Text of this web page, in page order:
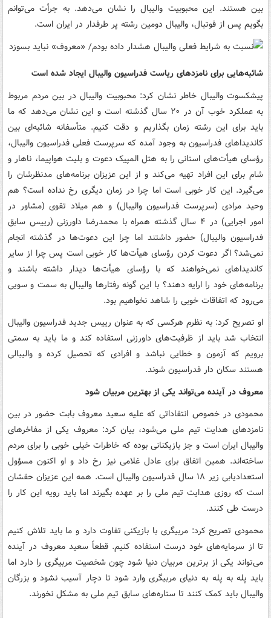
بین هستند. این محبوبیت والیبال را نشان می‌دهد. به جرأت می‌توانم
بگویم پس از فوتبال، والیبال دومین رشته پر طرفدار در ایران است.
شائبه‌هایی برای نامزدهای ریاست فدراسیون والیبال ایجاد شده است
پیشکسوت والیبال خاطر نشان کرد: محبوبیت والیبال در بین مردم مربوط
به عملکرد خوب آن در ۲۰ سال گذشته است و این نشان می‌دهد که ما
باید برای این رشته زمان بگذاریم و دقت کنیم. متأسفانه شائبه‌ای بین
کاندیداهای فدراسیون به وجود آمده که سرپرست فعلی فدراسیون والیبال،
رؤسای هیأت‌های استانی را به هتل المپیک دعوت و بلیت هواپیما، ناهار و
شام برای این افراد تهیه می‌کند و از این عزیزان برنامه‌های مدنظرشان را
می‌گیرد. این کار خوبی است اما چرا در زمان دیگری رخ نداده است؟ هم
وحید مرادی (سرپرست فدراسیون والیبال) و هم میلاد تقوی (مشاور در
امور اجرایی) در ۴ سال گذشته همراه با محمدرضا داورزنی (رییس سابق
فدراسیون والیبال) حضور داشتند اما چرا این دعوت‌ها در گذشته انجام
نمی‌شد؟ اگر دعوت کردن رؤسای هیأت‌ها کار خوبی است پس چرا از سایر
کاندیداهای نمی‌خواهند که با رؤسای هیأت‌ها دیدار داشته باشند و
برنامه‌های خود را ارایه دهند؟ با این گونه رفتارها والیبال به سمت و سویی
می‌رود که اتفاقات خوبی را شاهد نخواهیم بود.
او تصریح کرد: به نظرم هرکسی که به عنوان رییس جدید فدراسیون والیبال
انتخاب شد باید از ظرفیت‌های داورزنی استفاده کند و ما باید به سمتی
برویم که آزمون و خطایی نباشد و افرادی که تحصیل کرده و والیبالی
هستند سکان دار فدراسیون شوند.
معروف در آینده می‌تواند یکی از بهترین مربیان شود
محمودی در خصوص انتقاداتی که علیه سعید معروف بابت حضور در بین
نامزدهای هدایت تیم ملی می‌شود، بیان کرد: معروف یکی از مفاخرهای
والیبال ایران است و جز بازیکنانی بوده که خاطرات خیلی خوبی را برای مردم
ساخته‌اند. همین اتفاق برای عادل غلامی نیز رخ داد و او اکنون مسؤول
استعدادیابی زیر ۱۸ سال فدراسیون والیبال است. همه این عزیزان حقشان
است که روزی هدایت تیم ملی را بر عهده بگیرند اما باید رویه این کار را
درست طی کنند.
محمودی تصریح کرد: مربیگری با بازیکنی تفاوت دارد و ما باید تلاش کنیم
تا از سرمایه‌های خود درست استفاده کنیم. قطعاً سعید معروف در آینده
می‌تواند یکی از برترین مربیان دنیا شود چون شخصیت مربیگری را دارد اما
باید پله به پله به دنیای مربیگری وارد شود تا دچار آسیب نشود و بزرگان
والیبال باید کمک کنند تا ستاره‌های سابق تیم ملی به مشکل نخورند.